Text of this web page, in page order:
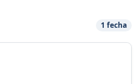
1 fecha